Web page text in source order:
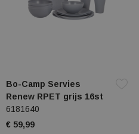
Bo-Camp Servies
Renew RPET grijs 16st
6181640
€ 59,99